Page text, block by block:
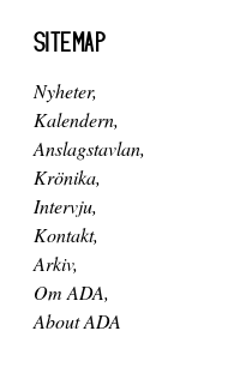
SITEMAP
Nyheter
Kalendern
Anslagstavlan
Krönika
Intervju
Kontakt
Arkiv
Om ADA
About ADA